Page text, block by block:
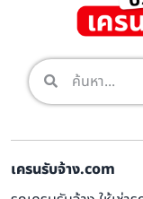
เครนรับจ้าง.com